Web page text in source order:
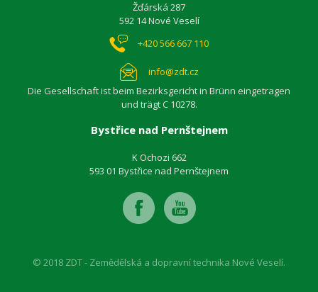
Žďárská 287
592 14 Nové Veselí
+420 566 667 110
info@zdt.cz
Die Gesellschaft ist beim Bezirksgericht in Brünn eingetragen
und trägt C 10278.
Bystřice nad Pernštejnem
K Ochozi 662
593 01 Bystřice nad Pernštejnem
© 2018 ZDT - Zemědělská a dopravní technika Nové Veselí.